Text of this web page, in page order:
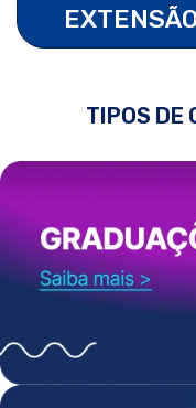
TIPOS DE